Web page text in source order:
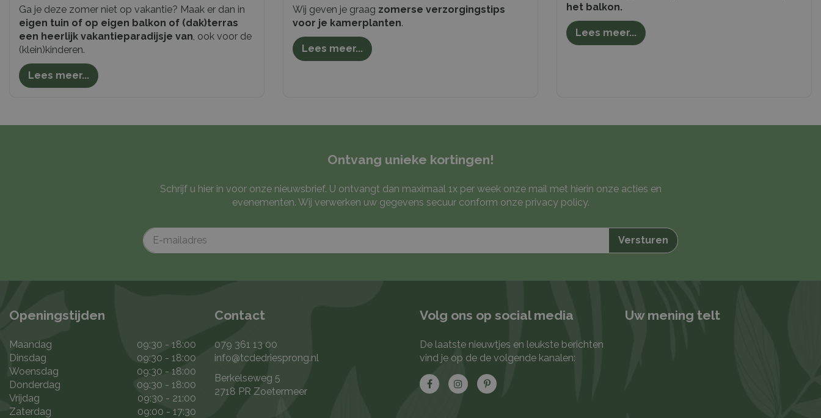
Ga je deze zomer niet op vakantie? Maak er dan in
eigen tuin of op eigen balkon of (dak)terras
een heerlijk vakantieparadijsje van , ook voor de
(klein)kinderen.
Lees meer...
Wij geven je graag zomerse verzorgingstips
voor je kamerplanten.
Lees meer...
het balkon.
Lees meer...
Ontvang unieke kortingen!
Schrijf u hier in voor onze nieuwsbrief. U ontvangt dan maximaal 1x per week onze mail met hierin onze acties en
evenementen. Wij verwerken uw gegevens secuur conform onze privacy policy.
Openingstijden
Maandag
09:30 - 18:00
Dinsdag
09:30 - 18:00
Woensdag
09:30 - 18:00
Donderdag
09:30 - 18:00
Vrijdag
09:30 - 21:00
Zaterdag
09:00 - 17:30
Contact
079 361 13 00
info@tcdedriesprong.nl
Berkelseweg 5
2718 PR Zoetermeer
Volg ons op social media
De laatste nieuwtjes en leukste berichten
vind je op de de volgende kanalen:
Uw mening telt